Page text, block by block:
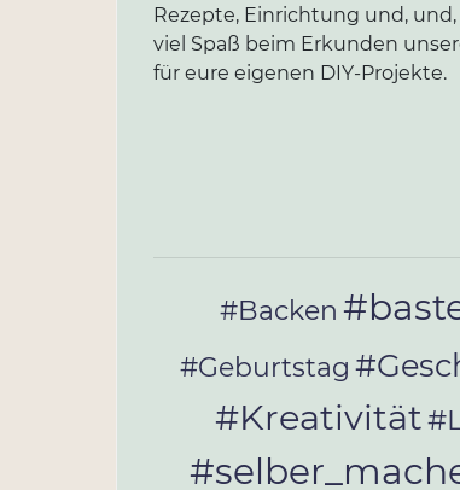
Rezepte, Einrichtung und,
viel Spaß beim Erkunden
für eure eigenen DIY-Projekte.
#Backen
#Geburtstag
#Kreativität